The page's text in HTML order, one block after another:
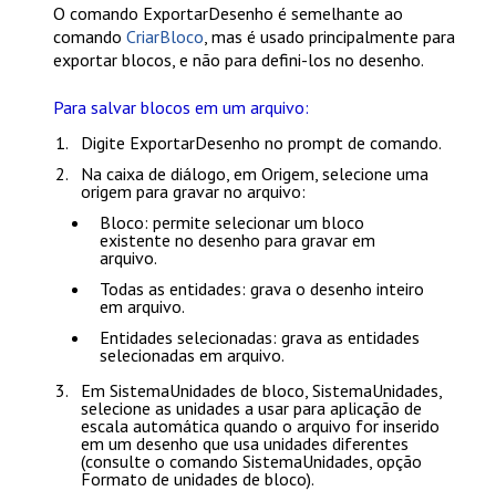
O comando ExportarDesenho é semelhante ao
comandoCriarBloco , mas é usado principalmente para
exportar blocos, e não para defini-los no desenho.
Para salvar blocos em um arquivo:
Digite ExportarDesenho no prompt de comando.
Na caixa de diálogo, emOrigem , selecione uma
origem para gravar no arquivo:
Bloco: permite selecionar um bloco
existente no desenho para gravar em
arquivo.
Todas as entidades: grava o desenho inteiro
em arquivo.
Entidades selecionadas: grava as entidades
selecionadas em arquivo.
EmSistemaUnidades de bloco ,SistemaUnidades
selecione as unidades a usar para aplicação de
escala automática quando o arquivo for inserido
em um desenho que usa unidades diferentes
(consulte o comandoSistemaUnidades , opção
Formato de unidades de bloco).